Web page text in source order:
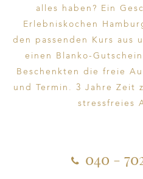
alles haben? Ein
Erlebniskochen
den passenden Kurs aus
einen Blanko-
Beschenkten die freie
und Termin. 3 Jahre Zeit
stressfreies
040 -